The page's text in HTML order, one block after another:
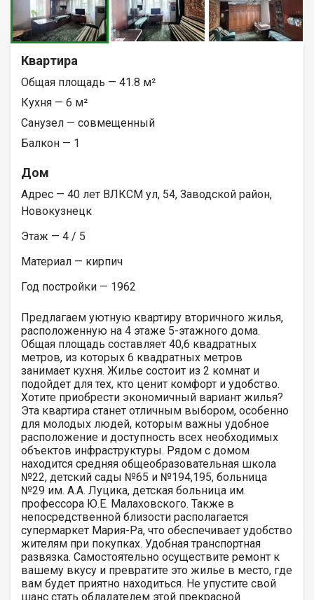
Квартира
Общая площадь — 41.8 м²
Кухня — 6 м²
Санузел — совмещенный
Балкон — 1
Дом
Адрес — 40 лет ВЛКСМ ул, 54, Заводской район,
Новокузнецк
Этаж — 4 / 5
Материал — кирпич
Год постройки — 1962
Предлагаем уютную квартиру вторичного жилья,
расположенную на 4 этаже 5-этажного дома.
Общая площадь составляет 40,6 квадратных
метров, из которых 6 квадратных метров
занимает кухня. Жилье состоит из 2 комнат и
подойдет для тех, кто ценит комфорт и удобство.
Хотите приобрести экономичный вариант жилья?
Эта квартира станет отличным выбором, особенно
для молодых людей, которым важны удобное
расположение и доступность всех необходимых
объектов инфраструктуры. Рядом с домом
находится средняя общеобразовательная школа
№22, детский сады №65 и №194,195, больница
№29 им. А.А. Луцика, детская больница им.
профессора Ю.Е. Малаховского. Также в
непосредственной близости располагается
супермаркет Мария-Ра, что обеспечивает удобство
жителям при покупках. Удобная транспортная
развязка. Самостоятельно осуществите ремонт к
вашему вкусу и превратите это жилье в место, где
вам будет приятно находиться. Не упустите свой
шанс стать обладателем этой прекрасной